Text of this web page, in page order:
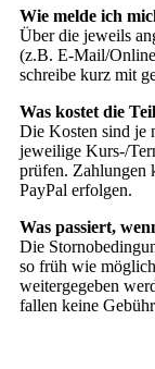
Wie melde ich
Über die jeweils
(z.B. E-Mail/
schreibe kurz mit
Was kostet die
Die Kosten sind je
jeweilige Kurs-/
prüfen. Zahlungen
PayPal erfolgen.
Was passiert,
Die
so früh wie
weitergegeben
fallen keine